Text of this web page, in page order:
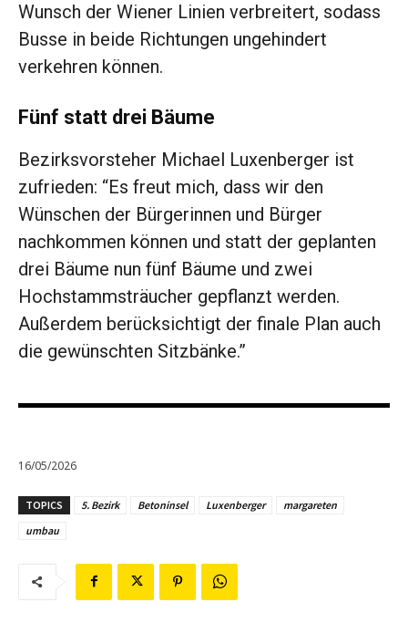
Wunsch der Wiener Linien verbreitert, sodass
Busse in beide Richtungen ungehindert
verkehren können.
Fünf statt drei Bäume
Bezirksvorsteher Michael Luxenberger ist
zufrieden: “Es freut mich, dass wir den
Wünschen der Bürgerinnen und Bürger
nachkommen können und statt der geplanten
drei Bäume nun fünf Bäume und zwei
Hochstammsträucher gepflanzt werden.
Außerdem berücksichtigt der finale Plan auch
die gewünschten Sitzbänke.”
16/05/2026
TOPICS 5. Bezirk Betoninsel Luxenberger
margareten
umbau